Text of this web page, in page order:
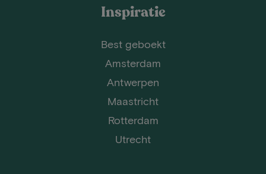
Inspiratie
Best geboekt
Amsterdam
Antwerpen
Maastricht
Rotterdam
Utrecht